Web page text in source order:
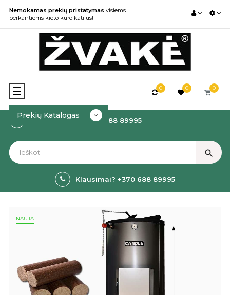
Nemokamas prekių pristatymas visiems
perkantiems kieto kuro katilus!
Toggle
navigation
☰ 0 0 0
Kaip Užsakyti? +370 688 89995
Prekių Katalogas
search
Klausimai? +370 688 89995
NAUJA